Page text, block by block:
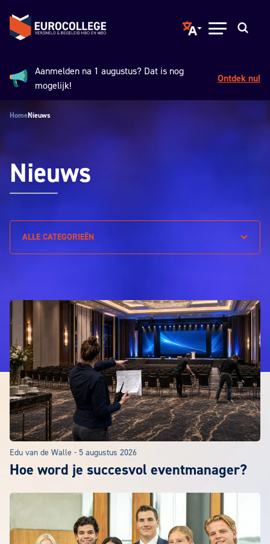
Spring naar hoofdinhoud
Terug naar de homepage
Translate page to
Open menu
Aankondiging:
Aanmelden na 1 augustus? Dat is nog
mogelijk!
Ontdek nu!
HomeNieuws
Nieuws
ALLE CATEGORIEËN
Edu van de Walle - 5 augustus 2026
Hoe word je succesvol eventmanager?